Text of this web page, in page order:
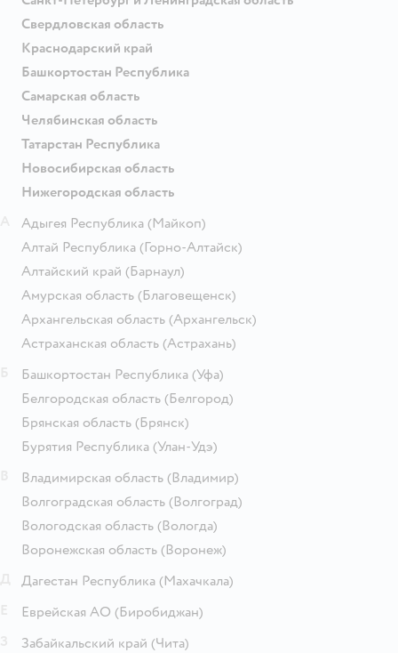
Свердловская область
Краснодарский край
Башкортостан Республика
Самарская область
Челябинская область
Татарстан Республика
Новосибирская область
Нижегородская область
Адыгея Республика (Майкоп)
Алтай Республика (Горно-Алтайск)
Алтайский край (Барнаул)
Амурская область (Благовещенск)
Архангельская область (Архангельск)
Астраханская область (Астрахань)
Башкортостан Республика (Уфа)
Белгородская область (Белгород)
Брянская область (Брянск)
Бурятия Республика (Улан-Удэ)
Владимирская область (Владимир)
Волгоградская область (Волгоград)
Вологодская область (Вологда)
Воронежская область (Воронеж)
Дагестан Республика (Махачкала)
Еврейская АО (Биробиджан)
Забайкальский край (Чита)